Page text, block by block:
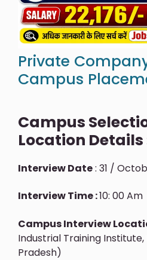
Private
Campus
Campus
Location Details
Interview Date: 31 /
Interview Time :10: 00 Am
Campus Interview
Industrial Training
Pradesh)